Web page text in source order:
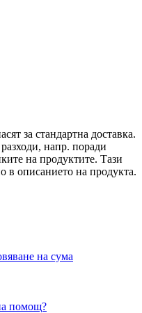
за стандартна доставка.
напр. поради
на продуктите. Тази
в описанието на продукта.
на сума
помощ?